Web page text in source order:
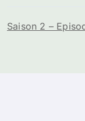
Saison 2 –